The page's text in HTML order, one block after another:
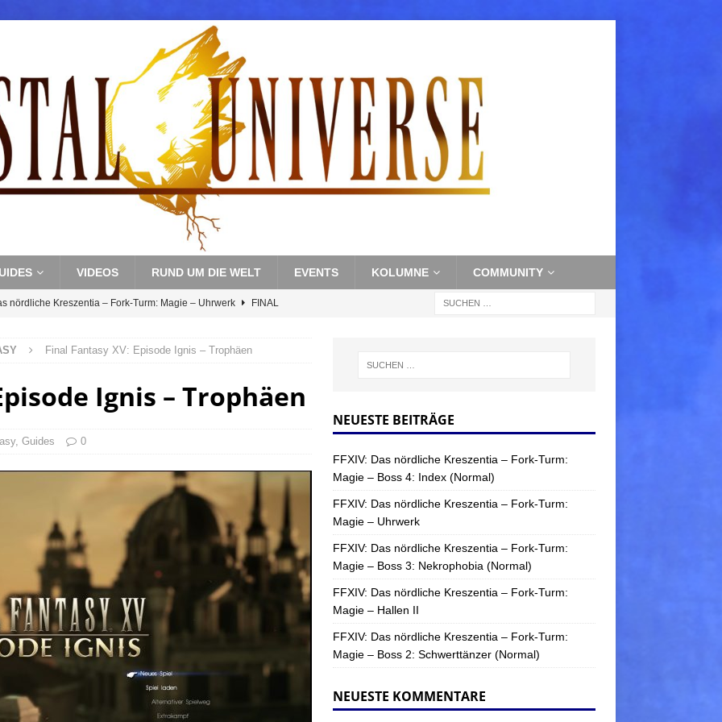
VIDEOS RUND UM DIE WELT EVENTS KOLUMNE COMMUNITY
nördliche Kreszentia – Fork-Turm: Magie – Uhrwerk FINAL
nördliche Kreszentia – Fork-Turm: Magie – Boss 3: Nekrophobia
nördliche Kreszentia – Fork-Turm: Magie – Hallen II
nördliche Kreszentia – Fork-Turm: Magie – Boss 4: Index (Normal)
Final Fantasy XV: Episode Ignis – Trophäen
Ignis – Trophäen
, Guides 0
NEUESTE BEITRÄGE
FFXIV: Das nördliche Kreszentia – Fork-Turm:
Magie – Boss 4: Index (Normal)
FFXIV: Das nördliche Kreszentia – Fork-Turm:
Magie – Uhrwerk
FFXIV: Das nördliche Kreszentia – Fork-Turm:
Magie – Boss 3: Nekrophobia (Normal)
FFXIV: Das nördliche Kreszentia – Fork-Turm:
Magie – Hallen II
FFXIV: Das nördliche Kreszentia – Fork-Turm:
Magie – Boss 2: Schwerttänzer (Normal)
NEUESTE KOMMENTARE